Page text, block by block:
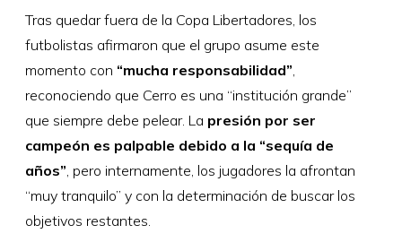
Tras quedar fuera de la Copa Libertadores, los
futbolistas afirmaron que el grupo asume este
momento con “mucha responsabilidad”
reconociendo que Cerro es una “institución grande”
que siempre debe pelear. La presión por ser
campeón es palpable debido a la “sequía de
años” , pero internamente, los jugadores la afrontan
“muy tranquilo” y con la determinación de buscar los
objetivos restantes.